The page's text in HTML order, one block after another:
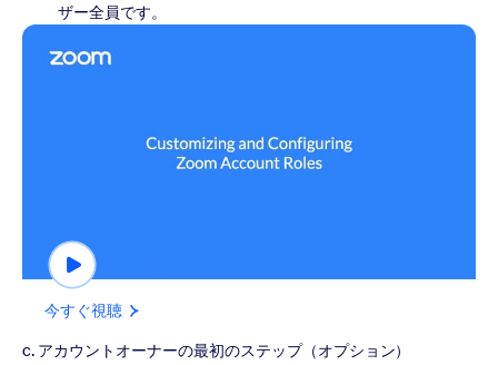
ザー全員です。
c. アカウントオーナーの最初のステップ（オプション）
今すぐ視聴
今すぐ視聴